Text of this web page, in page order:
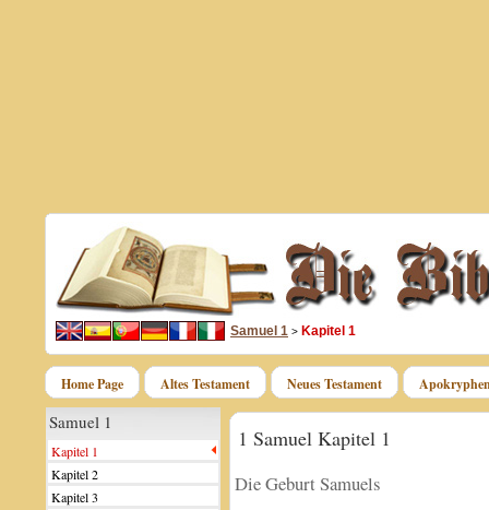
Samuel 1 > Kapitel 1
Home Page Altes Testament Neues Testament
Samuel 1
Kapitel 1
Kapitel 2
Kapitel 3
1 Samuel Kapitel 1
Die Geburt Samuels